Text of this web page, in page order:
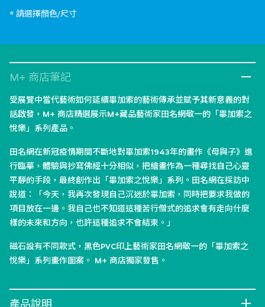
* 請選擇顏色/尺寸
M+ 商店筆記
受展覽中當代藝術如何延續畢加索的藝術傳承並賦予其新意義的對
話啟發，M+ 商店精選展示M+藏品藝術家田名網敬一的「畢加索之
悅樂」系列產品。
田名網在新冠疫情期間不斷地對畢加索1943年的畫作《母與子》進
行臨摹，體驗與抄寫佛經十分相似，把繪畫作為一種尋找自己心靈
平靜的手段，最終創作出「畢加索之悅樂」系列。田名網在採訪中
說道：「今天，我再次發現自己沉迷於畢加索，同時把要求我做的
項目放在一邊。我自己也不知道這種苦行僧式的追求會有走向什麼
樣的未來和方向，也許這種追求不會結束。」
磁石設有不同款式，黑色PVC印上藝術家田名網敬一的「畢加索之
悅樂」系列畫作圖案。 M+ 商店獨家發售。
產品說明